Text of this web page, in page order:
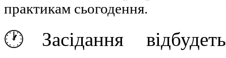
практикам сьогодення.
🕐Засідання